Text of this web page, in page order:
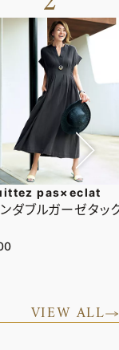
pas×eclat
ダブルガーゼタッ
VIEW ALL